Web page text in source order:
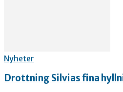
Nyheter
Drottning Silvias fina